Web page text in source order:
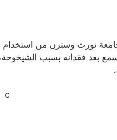
نورث وسترن من استخدام
بعد فقدانه بسبب
c